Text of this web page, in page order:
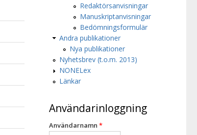
Redaktörsanvisningar
Manuskriptanvisningar
Bedömningsformulär
Andra publikationer
Nya publikationer
Nyhetsbrev (t.o.m. 2013)
NONELex
Länkar
Användarinloggning
Användarnamn *